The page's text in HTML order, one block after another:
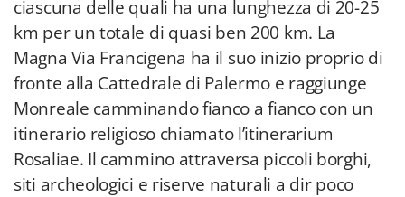
ciascuna delle quali ha una lunghezza di 20-25
km per un totale di quasi ben 200 km. La
Magna Via Francigena ha il suo inizio proprio di
fronte alla Cattedrale di Palermo e raggiunge
Monreale camminando fianco a fianco con un
itinerario religioso chiamato l’itinerarium
Rosaliae. Il cammino attraversa piccoli borghi,
siti archeologici e riserve naturali a dir poco